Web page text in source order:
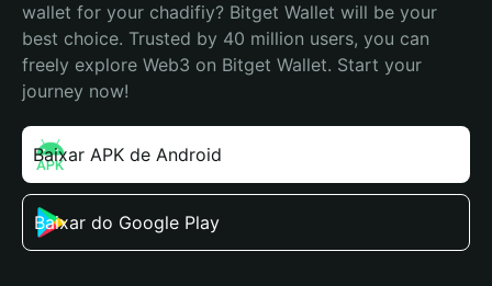
wallet for your chadifiy? Bitget Wallet will be your
best choice. Trusted by 40 million users, you can
freely explore Web3 on Bitget Wallet. Start your
journey now!
Baixar APK de Android
Baixar do Google Play